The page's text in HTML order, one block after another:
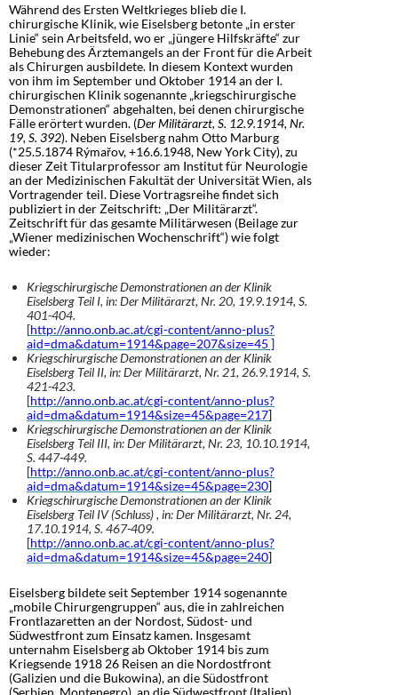
Während des Ersten Weltkrieges blieb die I.
chirurgische Klinik, wie Eiselsberg betonte „in erster
Linie“ sein Arbeitsfeld, wo er „jüngere Hilfskräfte“ zur
Behebung des Ärztemangels an der Front für die Arbeit
als Chirurgen ausbildete. In diesem Kontext wurden
von ihm im September und Oktober 1914 an der I.
chirurgischen Klinik sogenannte „kriegschirurgische
Demonstrationen“ abgehalten, bei denen chirurgische
Fälle erörtert wurden. (Der Militärarzt, S. 12.9.1914, Nr.
19, S. 392). Neben Eiselsberg nahm Otto Marburg
(*25.5.1874 Rýmařov, +16.6.1948, New York City), zu
dieser Zeit Titularprofessor am Institut für Neurologie
an der Medizinischen Fakultät der Universität Wien, als
Vortragender teil. Diese Vortragsreihe findet sich
publiziert in der Zeitschrift: „Der Militärarzt“.
Zeitschrift für das gesamte Militärwesen (Beilage zur
„Wiener medizinischen Wochenschrift“) wie folgt
wieder:
Kriegschirurgische Demonstrationen an der Klinik
Eiselsberg Teil I, in: Der Militärarzt, Nr. 20, 19.9.1914, S.
401-404.
[http://anno.onb.ac.at/cgi-content/anno-plus?
aid=dma&datum=1914&page=207&size=45 ]
Kriegschirurgische Demonstrationen an der Klinik
Eiselsberg Teil II, in: Der Militärarzt, Nr. 21, 26.9.1914, S.
421-423.
[http://anno.onb.ac.at/cgi-content/anno-plus?
aid=dma&datum=1914&size=45&page=217]
Kriegschirurgische Demonstrationen an der Klinik
Eiselsberg Teil III, in: Der Militärarzt, Nr. 23, 10.10.1914,
S. 447-449.
[http://anno.onb.ac.at/cgi-content/anno-plus?
aid=dma&datum=1914&size=45&page=230]
Kriegschirurgische Demonstrationen an der Klinik
Eiselsberg Teil IV (Schluss) , in: Der Militärarzt, Nr. 24,
17.10.1914, S. 467-409.
[http://anno.onb.ac.at/cgi-content/anno-plus?
aid=dma&datum=1914&size=45&page=240]
Eiselsberg bildete seit September 1914 sogenannte
„mobile Chirurgengruppen“ aus, die in zahlreichen
Frontlazaretten an der Nordost, Südost- und
Südwestfront zum Einsatz kamen. Insgesamt
unternahm Eiselsberg ab Oktober 1914 bis zum
Kriegsende 1918 26 Reisen an die Nordostfront
(Galizien und die Bukowina), an die Südostfront
(Serbien, Montenegro), an die Südwestfront (Italien)